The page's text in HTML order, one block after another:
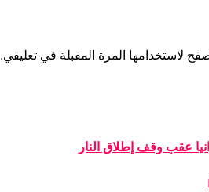
لاستخدامها المرة المقبلة في تعليقي.
عقب وقف إطلاق النار